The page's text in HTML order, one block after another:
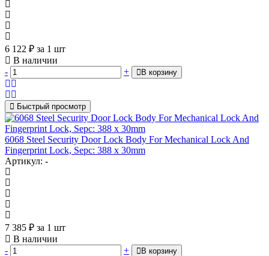
6 122 ₽ за 1 шт
В наличии
-
+ В корзину
Быстрый просмотр
6068 Steel Security Door Lock Body For Mechanical Lock And
Fingerprint Lock, Sepc: 388 x 30mm
Артикул: -
7 385 ₽ за 1 шт
В наличии
-
+ В корзину